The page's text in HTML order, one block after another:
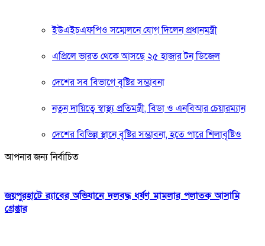
ইউএইচএফপিও সম্মেলনে যোগ দিলেন প্রধানমন্ত্রী
এপ্রিলে ভারত থেকে আসছে ২৫ হাজার টন ডিজেল
দেশের সব বিভাগে বৃষ্টির সম্ভাবনা
নতুন দায়িত্বে স্বাস্থ্য প্রতিমন্ত্রী, বিডা ও এনবিআর চেয়ারম্যান
দেশের বিভিন্ন স্থানে বৃষ্টির সম্ভাবনা, হতে পারে শিলাবৃষ্টিও
আপনার জন্য নির্বাচিত
জয়পুরহাটে র‍‍্যাবের অভিযানে দলবদ্ধ ধর্ষণ মামলার পলাতক আসামি
গ্রেপ্তার